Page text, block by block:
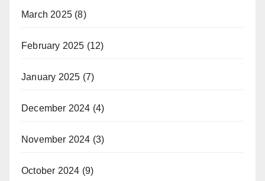
March 2025 (8)
February 2025 (12)
January 2025 (7)
December 2024 (4)
November 2024 (3)
October 2024 (9)